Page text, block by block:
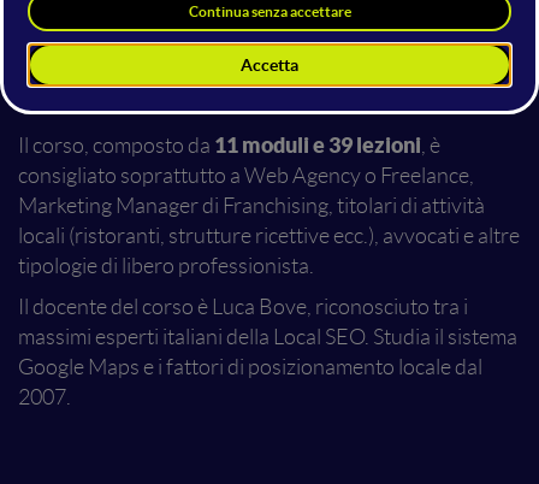
esplorando temi come l’ottimizzazione della scheda
GBP, l’Ottimizzazione local del sito web, la misurazione
dei risultati, l’advertising local e la gestione della
visibilità locale in altri sistemi di mappe.
Il corso, composto da 11 moduli e 39 lezioni, è
consigliato soprattutto a Web Agency o Freelance,
Marketing Manager di Franchising, titolari di attività
locali (ristoranti, strutture ricettive ecc.), avvocati e altre
tipologie di libero professionista.
Il docente del corso è Luca Bove, riconosciuto tra i
massimi esperti italiani della Local SEO. Studia il sistema
Google Maps e i fattori di posizionamento locale dal
2007.